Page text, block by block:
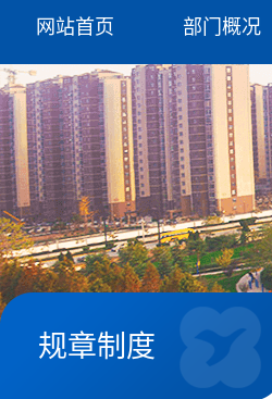
网站首页 部门概况
规章制度